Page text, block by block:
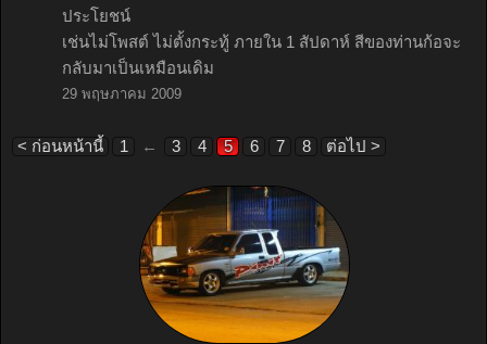
ประโยชน์
เช่นไม่โพสต์ ไม่ตั้งกระทู้ ภายใน 1 สัปดาห์ สีของท่านก้อจะ
กลับมาเป็นเหมือนเดิม
29 พฤษภาคม 2009
< ก่อนหน้านี้ 1 ← 3 4 5 6 7 8 ต่อไป >